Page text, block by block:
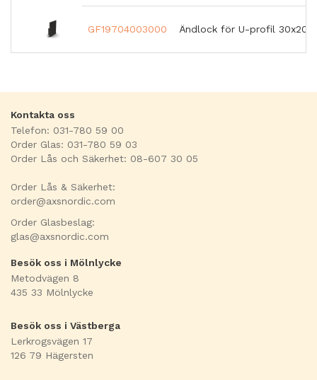
GF19704003000 Ändlock för U-profil
Kontakta oss
Telefon: 031-780 59 00
Order Glas: 031-780 59 03
Order Lås och Säkerhet: 08-607 30 05
Order Lås & Säkerhet:
order@axsnordic.com
Order Glasbeslag:
glas@axsnordic.com
Besök oss i Mölnlycke
Metodvägen 8
435 33 Mölnlycke
Besök oss i Västberga
Lerkrogsvägen 17
126 79 Hägersten